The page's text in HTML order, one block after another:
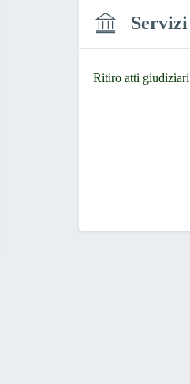
Servizi
Ritiro atti giudiziari